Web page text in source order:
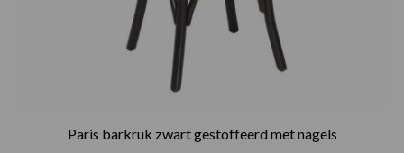
Paris barkruk zwart gestoffeerd met nagels